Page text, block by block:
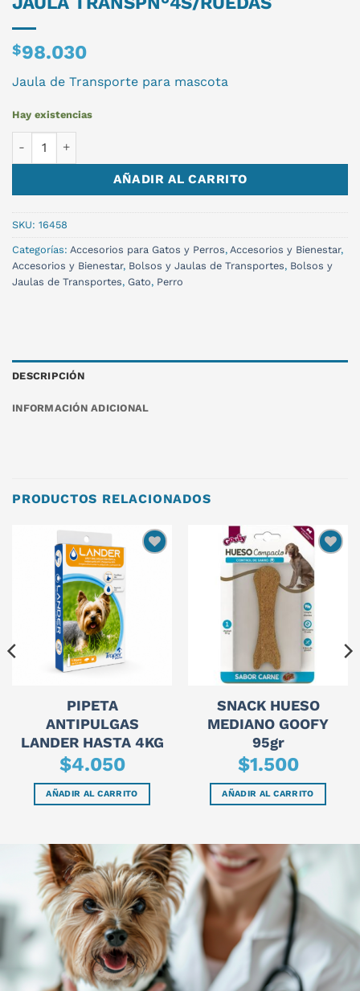
$98.030
Jaula de Transporte para mascota
Hay existencias
AÑADIR AL CARRITO
SKU: 16458
Categorías: Accesorios para Gatos y Perros, Accesorios y Bienestar,
Accesorios y Bienestar, Bolsos y Jaulas de Transportes, Bolsos y
Jaulas de Transportes, Gato, Perro
DESCRIPCIÓN
INFORMACIÓN ADICIONAL
PRODUCTOS RELACIONADOS
PIPETA
ANTIPULGAS
LANDER HASTA 4KG
$4.050
AÑADIR AL CARRITO
SNACK HUESO
MEDIANO GOOFY
95gr
$1.500
AÑADIR AL CARRITO